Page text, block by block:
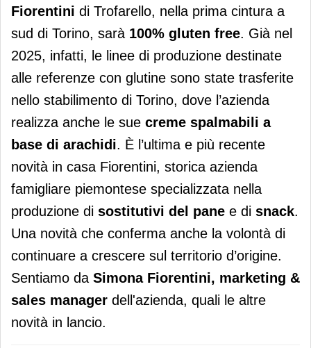
Fiorentini di Trofarello, nella prima cintura a
sud di Torino, sarà 100% gluten free. Già nel
2025, infatti, le linee di produzione destinate
alle referenze con glutine sono state trasferite
nello stabilimento di Torino, dove l’azienda
realizza anche le sue creme spalmabili a
base di arachidi. È l’ultima e più recente
novità in casa Fiorentini, storica azienda
famigliare piemontese specializzata nella
produzione di sostitutivi del pane e di snack.
Una novità che conferma anche la volontà di
continuare a crescere sul territorio d’origine.
Sentiamo da Simona Fiorentini, marketing &
sales manager dell'azienda, quali le altre
novità in lancio.